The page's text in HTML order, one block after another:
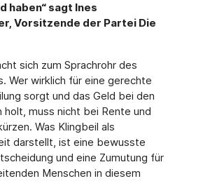
haben“ sagt Ines
Vorsitzende der Partei Die
sich zum Sprachrohr des
Wer wirklich für eine gerechte
sorgt und das Geld bei den
holt, muss nicht bei Rente und
Was Klingbeil als
darstellt, ist eine bewusste
und eine Zumutung für
Menschen in diesem